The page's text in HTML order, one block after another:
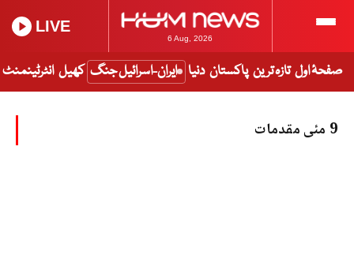
6 Aug, 2026
LIVE
صفحۂ اول تازہ ترین پاکستان دنیا ایران-اسرائیل جنگ کھیل انٹرٹینمنٹ
9 مئی مقدمات